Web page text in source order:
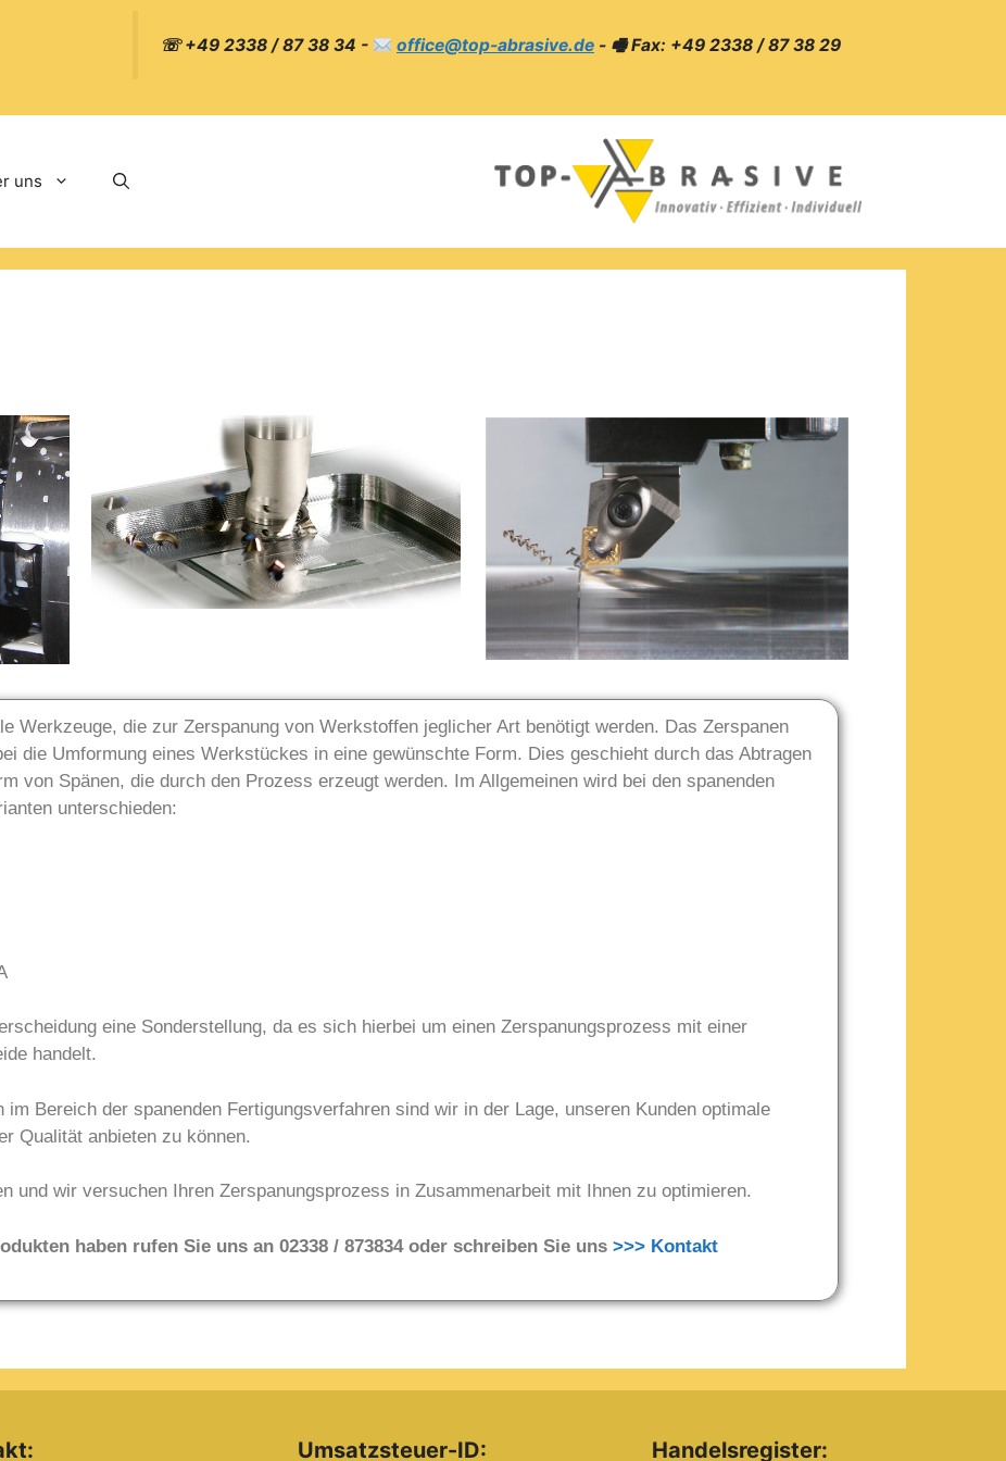
☏ +49 2338 / 87 38 34 - office@top-abrasive.de - 🖷 Fax: +49 2338 / 87 38 29
uns
Werkzeuge, die zur Zerspanung von Werkstoffen jeglicher Art benötigt werden. Das Zerspanen
die Umformung eines Werkstückes in eine gewünschte Form. Dies geschieht durch das Abtragen
von Spänen, die durch den Prozess erzeugt werden. Im Allgemeinen wird bei den spanenden
unterschieden:
eine Sonderstellung, da es sich hierbei um einen Zerspanungsprozess mit einer
handelt.
im Bereich der spanenden Fertigungsverfahren sind wir in der Lage, unseren Kunden optimale
Qualität anbieten zu können.
und wir versuchen Ihren Zerspanungsprozess in Zusammenarbeit mit Ihnen zu optimieren.
haben rufen Sie uns an 02338 / 873834 oder schreiben Sie uns >>> Kontakt
Umsatzsteuer-ID: Handelsregister: